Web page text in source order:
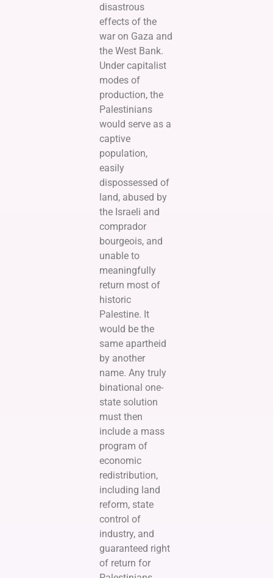
disastrous
effects of the
war on Gaza and
the West Bank.
Under capitalist
modes of
production, the
Palestinians
would serve as a
captive
population,
easily
dispossessed of
land, abused by
the Israeli and
comprador
bourgeois, and
unable to
meaningfully
return most of
historic
Palestine. It
would be the
same apartheid
by another
name. Any truly
binational one-
state solution
must then
include a mass
program of
economic
redistribution,
including land
reform, state
control of
industry, and
guaranteed right
of return for